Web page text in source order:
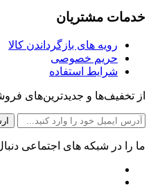
خدمات مشتریان
رویه های بازگرداندن کالا
حریم خصوصی
شرایط استفاده
از تخفیف‌ها و جدیدترین‌های
ما را در شبکه های اجتماعی